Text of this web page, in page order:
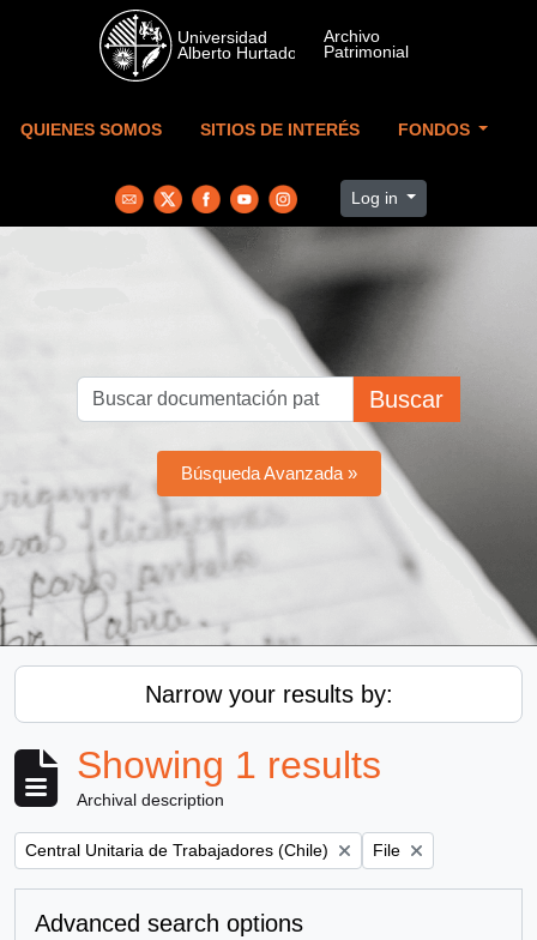
Skip to main content
QUIENES SOMOS SITIOS DE INTERÉS FONDOS
Log in
Buscar
Búsqueda Avanzada »
Narrow your results by:
Showing 1 results
Archival description
Remove filter:
Central Unitaria de Trabajadores (Chile) Remove filter:
File
Advanced search options